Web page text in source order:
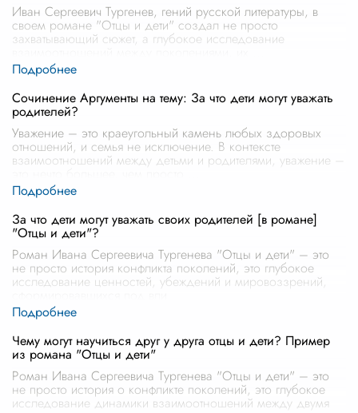
Иван Сергеевич Тургенев, гений русской литературы, в
своем романе "Отцы и дети" создал не просто
захватывающий сюжет, а глубокое исследование
Сочинение Аргументы на тему: За что дети могут уважать
родителей?
Уважение – это краеугольный камень любых здоровых
отношений, и семья не исключение. В контексте
взаимоотношений между детьми и родителями, уважение –
За что дети могут уважать своих родителей [в романе]
"Отцы и дети"?
Роман Ивана Сергеевича Тургенева "Отцы и дети" – это
не просто история конфликта поколений, это глубокое
исследование ценностей, убеждений и мировоззрений,
Чему могут научиться друг у друга отцы и дети? Пример
из романа "Отцы и дети"
Роман Ивана Сергеевича Тургенева "Отцы и дети" – это
не просто история о конфликте поколений, это глубокое
исследование динамики взаимоотношений между двумя